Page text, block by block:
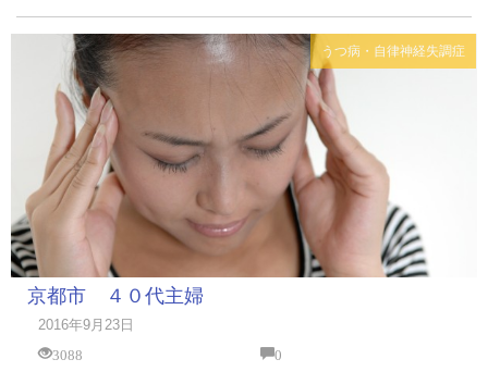
うつ病・自律神経失調症
京都市 ４０代主婦
2016年9月23日
3088
0